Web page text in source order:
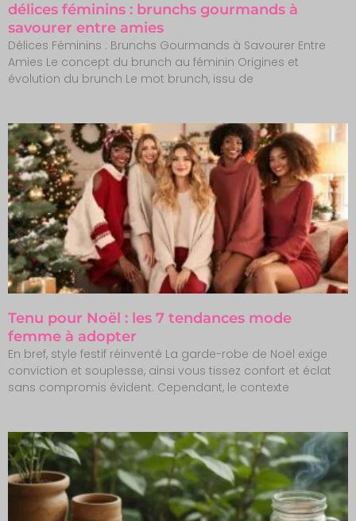
délices féminins : brunchs gourmands à
savourer entre amies
Délices Féminins : Brunchs Gourmands à Savourer Entre
Amies Le concept du brunch au féminin Origines et
évolution du brunch Le mot brunch, issu de
Tenu pour Noël : les 7 tendances mode
femme à adopter
En bref, style festif réinventé La garde-robe de Noël exige
conviction et souplesse, ainsi vous tissez confort et éclat
sans compromis évident. Cependant, le contexte